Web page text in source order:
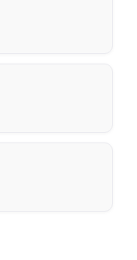
BHLD.ECO3D/